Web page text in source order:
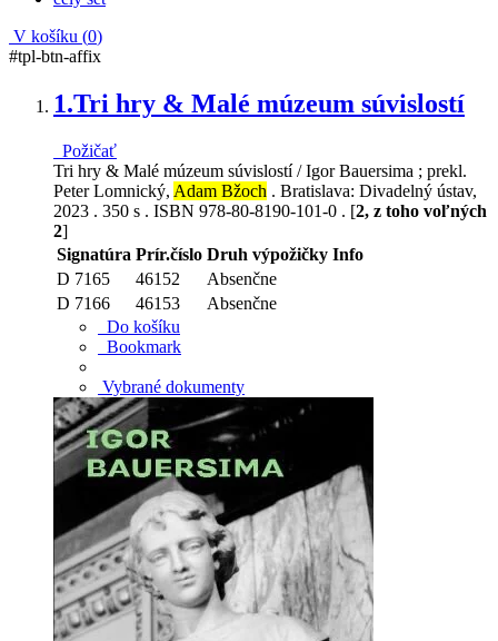
V košíku (0)
#tpl-btn-affix
1.Tri hry & Malé múzeum súvislostí
Požičať
Tri hry & Malé múzeum súvislostí / Igor Bauersima ; prekl.
Peter Lomnický, Adam Bžoch . Bratislava: Divadelný ústav,
2023 . 350 s . ISBN 978-80-8190-101-0 . [2, z toho voľných
2]
Signatúra Prír.číslo Druh výpožičky Info
D 7165
46152
Absenčne
D 7166
46153
Absenčne
Do košíku
Bookmark
Vybrané dokumenty